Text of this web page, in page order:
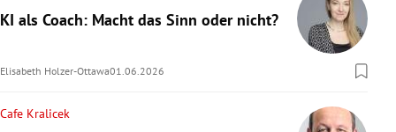
KI als Coach: Macht das Sinn oder nicht?
Elisabeth Holzer-Ottawa01.06.2026
Cafe Kralicek